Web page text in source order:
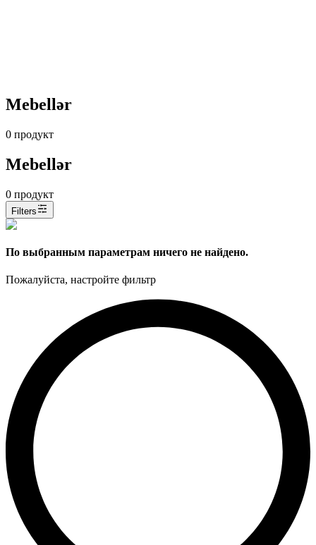
Mebellər
0 продукт
Mebellər
0 продукт
Filters
По выбранным параметрам ничего не найдено.
Пожалуйста, настройте фильтр